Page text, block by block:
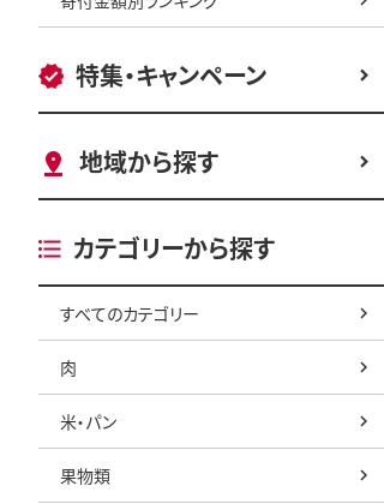
特集・キャンペーン
地域から探す
カテゴリーから探す
すべてのカテゴリー
肉
米・パン
果物類